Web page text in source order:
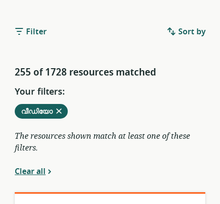
Filter Sort by
255 of 1728 resources matched
Your filters:
Remove
വീഡിയോfrom
current
filters
The resources shown match at least one of these
filters.
Clear all